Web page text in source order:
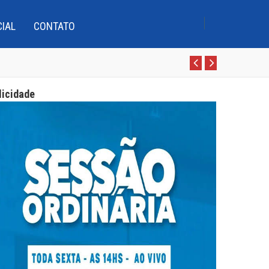
CONTATO
do ensino
mil
qualidade do ensino
v xt